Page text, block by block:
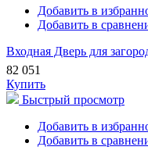
Добавить в
Добавить в
Входная Дверь для
82 051
Купить
Быстрый просмотр
Добавить в
Добавить в